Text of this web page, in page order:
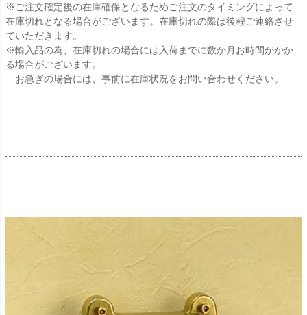
※ご注文確定後の在庫確保となるためご注文のタイミングによって
在庫切れとなる場合がございます。在庫切れの際は後程ご連絡させ
ていただきます。
※輸入品の為、在庫切れの場合には入荷までに数か月お時間がかか
る場合がございます。
お急ぎの場合には、事前に在庫状況をお問い合わせください。